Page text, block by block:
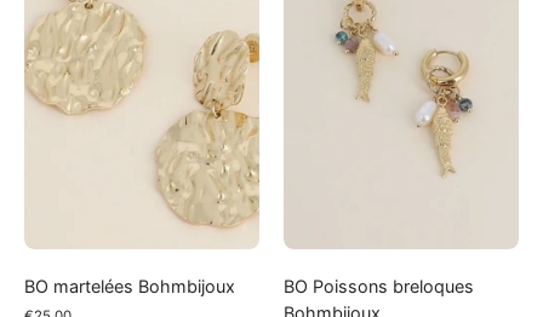
BO martelées Bohmbijoux
BO Poissons breloques
Bohmbijoux